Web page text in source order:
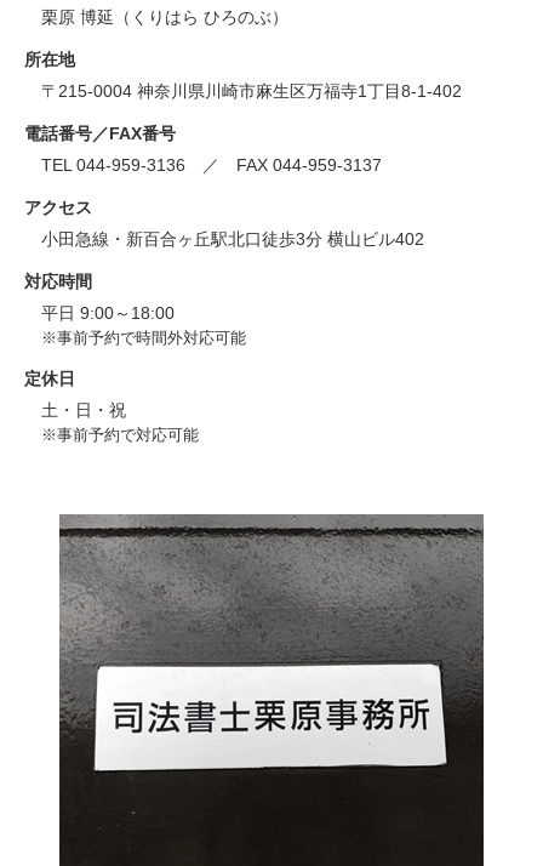
栗原 博延（くりはら ひろのぶ）
所在地
〒215-0004 神奈川県川崎市麻生区万福寺1丁目8-1-402
電話番号／FAX番号
TEL 044-959-3136 ／ FAX 044-959-3137
アクセス
小田急線・新百合ヶ丘駅北口徒歩3分 横山ビル402
対応時間
平日 9:00～18:00
※事前予約で時間外対応可能
定休日
土・日・祝
※事前予約で対応可能